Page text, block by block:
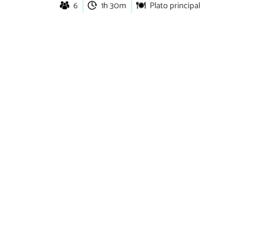
6 1h 30m Plato principal